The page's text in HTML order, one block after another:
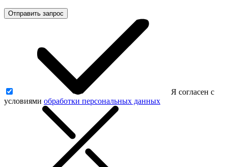
Отправить запрос
Я согласен с
условиями обработки персональных данных